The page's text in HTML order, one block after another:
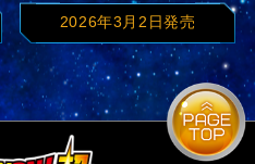
2026年3月2日発売